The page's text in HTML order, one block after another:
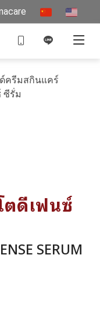
ครีมสกินแคร์
ซีรั่ม
ตดีเฟนซ์
SERUM